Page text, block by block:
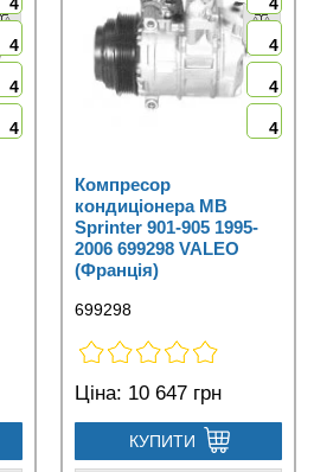
4
4
4
4
4
4
Компресор
кондиціонера MB
Sprinter 901-905 1995-
2006 699298 VALEO
(Франція)
699298
Ціна: 10 647 грн
КУПИТИ